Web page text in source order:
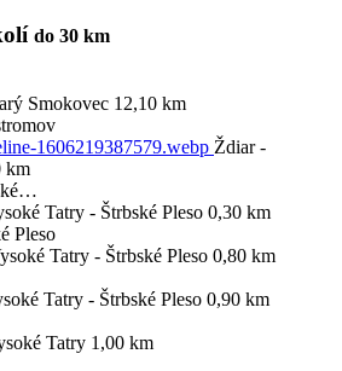
do 30 km
Smokovec 12,10 km
Ždiar -
km
Tatry - Štrbské Pleso 0,30 km
Pleso
Tatry - Štrbské Pleso 0,80 km
Tatry - Štrbské Pleso 0,90 km
Tatry 1,00 km